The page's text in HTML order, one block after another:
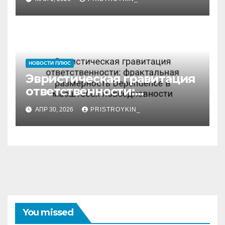
детерминанты
НОВОСТИ ПЛЮС
Эвристическая гравитация
ответственности:
фрактальная размерность
Dependence в масштабах
повседневности
АПР 30, 2026 PRISTROYKIN_
You missed